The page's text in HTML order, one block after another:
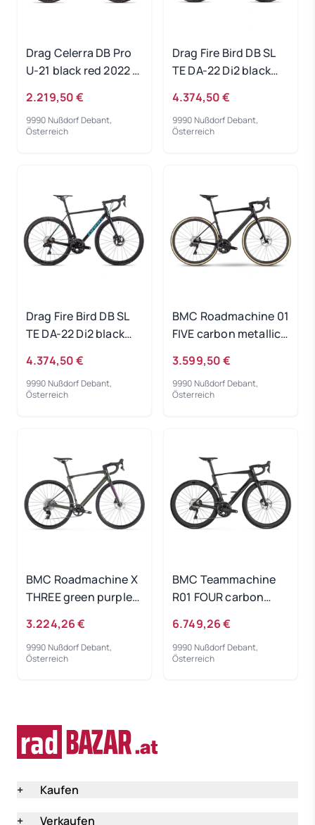
Drag Celerra DB Pro
U-21 black red 2022 -
2.219,50 €
9990 Nußdorf Debant,
Österreich
Drag Fire Bird DB SL
TE DA-22 Di2 black
4.374,50 €
9990 Nußdorf Debant,
Österreich
Drag Fire Bird DB SL
TE DA-22 Di2 black
4.374,50 €
9990 Nußdorf Debant,
Österreich
BMC Roadmachine 01
FIVE carbon metallic
3.599,50 €
9990 Nußdorf Debant,
Österreich
BMC Roadmachine X
THREE green purple
3.224,26 €
9990 Nußdorf Debant,
Österreich
BMC Teammachine
R01 FOUR carbon
6.749,26 €
9990 Nußdorf Debant,
Österreich
+
Kaufen
+
Verkaufen